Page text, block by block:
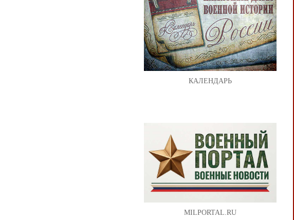
КАЛЕНДАРЬ
MILPORTAL.RU